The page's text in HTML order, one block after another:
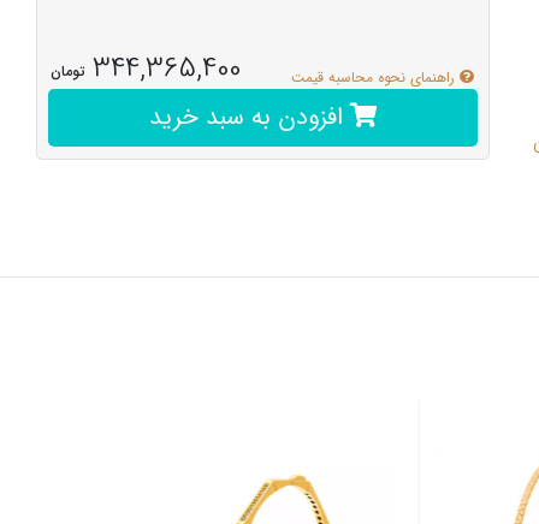
344,365,400 تومان راهنمای نحوه محاسبه قیمت
افزودن به سبد خرید